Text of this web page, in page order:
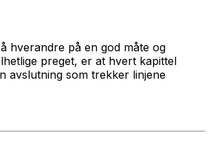
hverandre på en god måte og
preget, er at hvert kapittel
avslutning som trekker linjene